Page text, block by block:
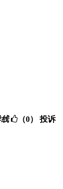
（0） 投诉